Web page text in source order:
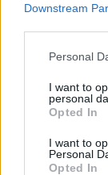
Downstream
Please note
not limited to
grant or deny
use your data
consent section.
Personal
I want to
personal
Opted In
I want to
Personal
Opted In